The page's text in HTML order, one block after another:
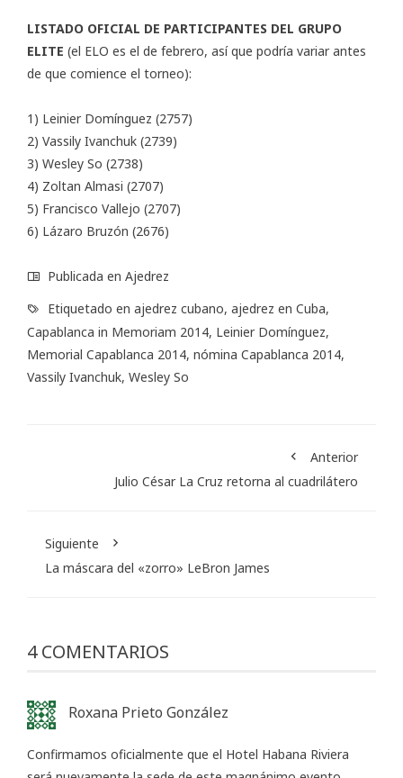
LISTADO OFICIAL DE PARTICIPANTES DEL GRUPO
ELITE (el ELO es el de febrero, así que podría variar antes
de que comience el torneo):
1) Leinier Domínguez (2757)
2) Vassily Ivanchuk (2739)
3) Wesley So (2738)
4) Zoltan Almasi (2707)
5) Francisco Vallejo (2707)
6) Lázaro Bruzón (2676)
Publicada en Ajedrez
Etiquetado en ajedrez cubano, ajedrez en Cuba,
Capablanca in Memoriam 2014, Leinier Domínguez,
Memorial Capablanca 2014, nómina Capablanca 2014,
Vassily Ivanchuk, Wesley So
Anterior
Julio César La Cruz retorna al cuadrilátero
Siguiente
La máscara del «zorro» LeBron James
4 COMENTARIOS
Roxana Prieto González
Confirmamos oficialmente que el Hotel Habana Riviera